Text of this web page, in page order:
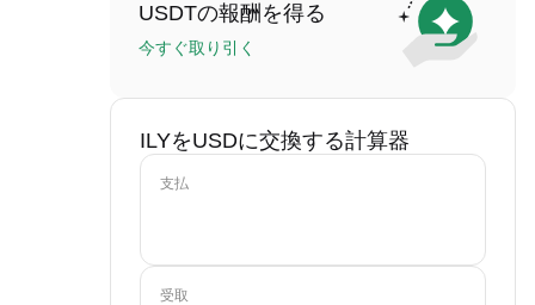
USDTの報酬を得る
今すぐ取り引く
ILYをUSDに交換する計算器
支払
受取